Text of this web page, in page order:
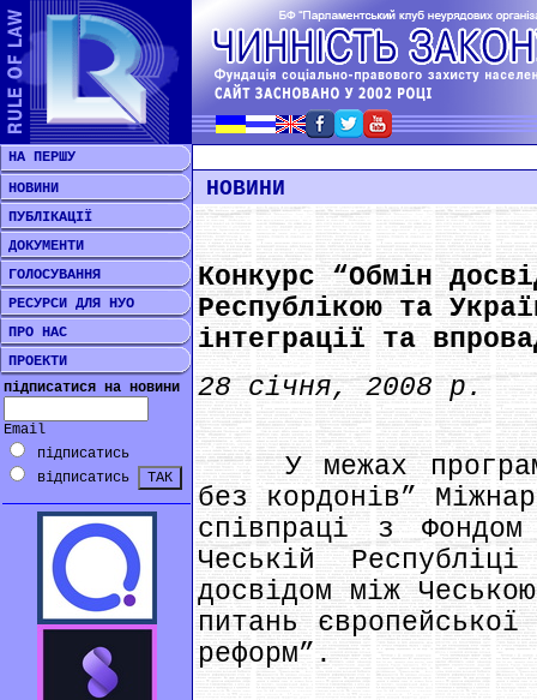
НА ПЕРШУ
НОВИНИ
ПУБЛІКАЦІЇ
ДОКУМЕНТИ
ГОЛОСУВАННЯ
РЕСУРСИ ДЛЯ НУО
ПРО НАС
ПРОЕКТИ
підписатися на новини
Email
підписатись
відписатись
НОВИНИ
Конкурс “Обмін
Республікою та
інтеграції та
28 січня, 2008 р.
У межах програми
без кордонів”
співпраці з
Чеській
досвідом між
питань
реформ”.